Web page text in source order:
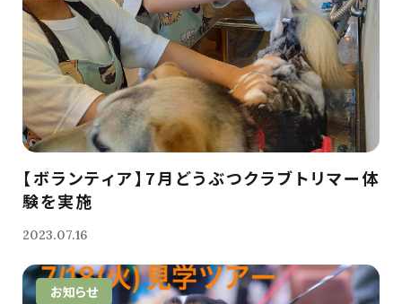
【ボランティア】7月どうぶつクラブトリマー体
験を実施
2023.07.16
お知らせ